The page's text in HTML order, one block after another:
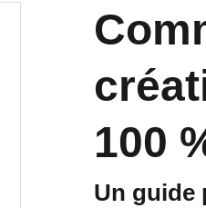
100
Un guide